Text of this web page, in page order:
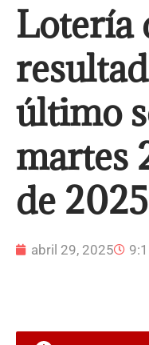
Lotería
último
martes
de 2025
abril 29, 2025